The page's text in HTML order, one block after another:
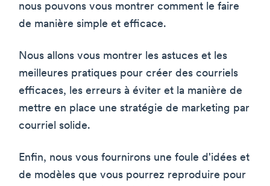
nous pouvons vous montrer comment le faire
de manière simple et efficace.
Nous allons vous montrer les astuces et les
meilleures pratiques pour créer des courriels
efficaces, les erreurs à éviter et la manière de
mettre en place une stratégie de marketing par
courriel solide.
Enfin, nous vous fournirons une foule d'idées et
de modèles que vous pourrez reproduire pour